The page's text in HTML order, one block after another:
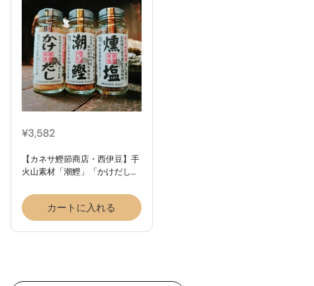
¥3,582
【カネサ鰹節商店・西伊豆】手
火山素材「潮鰹」「かけだし」
カートに入れる